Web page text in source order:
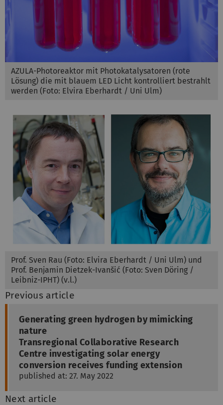
AZULA-Photoreaktor mit Photokatalysatoren (rote
Lösung) die mit blauem LED Licht kontrolliert bestrahlt
werden (Foto: Elvira Eberhardt / Uni Ulm)
Prof. Sven Rau (Foto: Elvira Eberhardt / Uni Ulm) und
Prof. Benjamin Dietzek-Ivanšić (Foto: Sven Döring /
Leibniz-IPHT) (v.l.)
Previous article
Generating green hydrogen by mimicking
nature
Transregional Collaborative Research
Centre investigating solar energy
conversion receives funding extension
published at: 27. May 2022
Next article